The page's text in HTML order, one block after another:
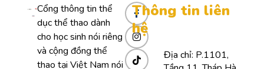
Cổng thông tin thể
dục thể thao dành
cho học sinh nói riêng
và cộng đồng thể
thao tại Việt Nam nói
Thông tin liên
hệ
Địa chỉ: P.1101,